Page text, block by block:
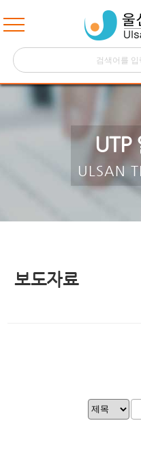
UTP
ULSAN
보도자료